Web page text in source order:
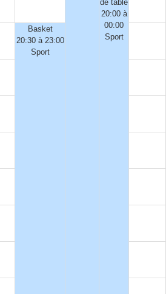
de table
20:00 à
00:00
Sport
Basket
20:30 à 23:00
Sport